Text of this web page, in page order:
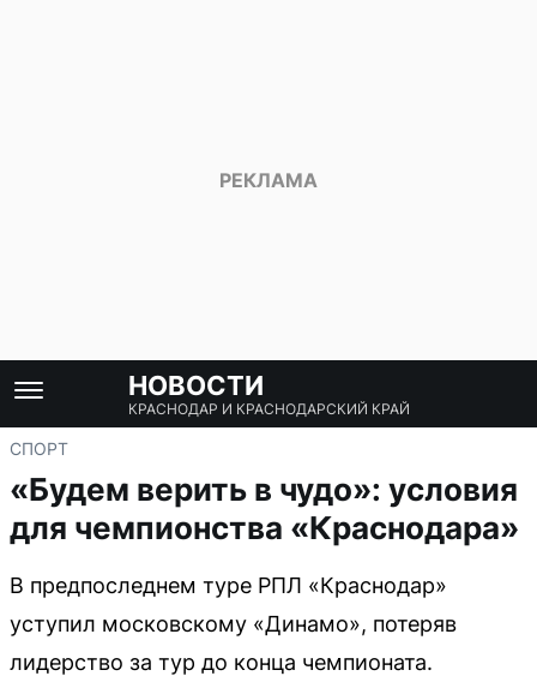
НОВОСТИ
КРАСНОДАР И КРАСНОДАРСКИЙ КРАЙ
СПОРТ
«Будем верить в чудо»: условия
для чемпионства «Краснодара»
В предпоследнем туре РПЛ «Краснодар»
уступил московскому «Динамо», потеряв
лидерство за тур до конца чемпионата.